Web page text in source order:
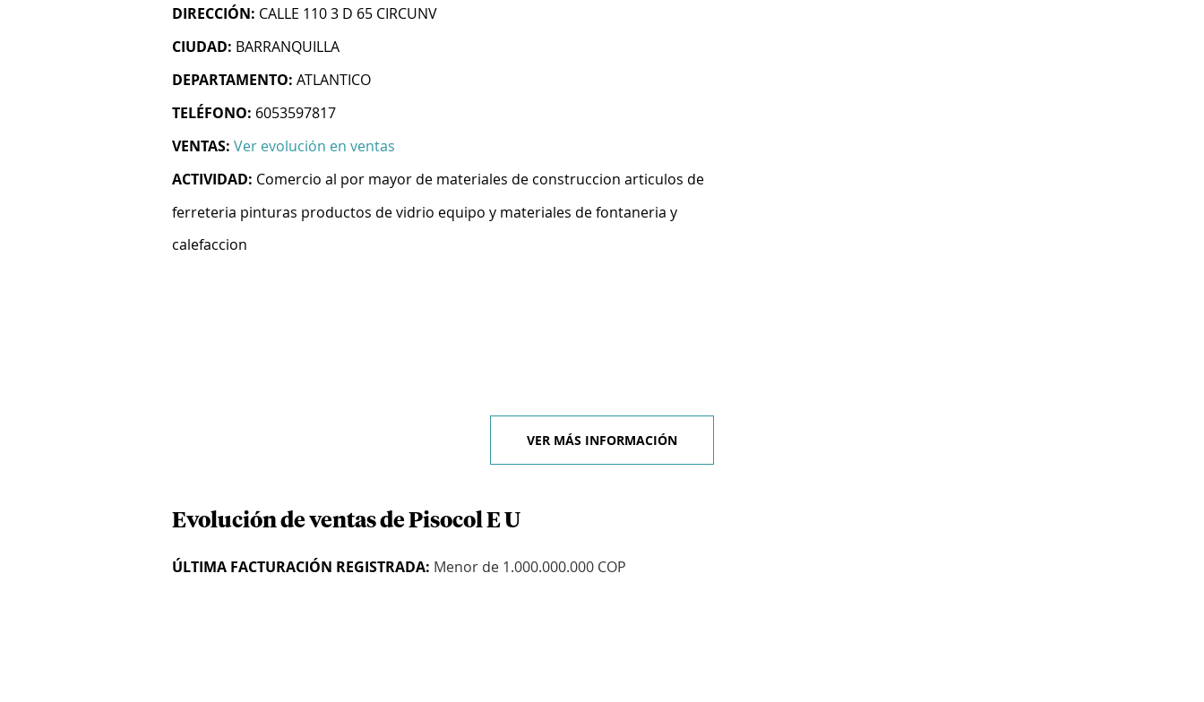
DIRECCIÓN: CALLE 110 3 D 65 CIRCUNV
CIUDAD: BARRANQUILLA
DEPARTAMENTO: ATLANTICO
TELÉFONO: 6053597817
VENTAS: Ver evolución en ventas
ACTIVIDAD: Comercio al por mayor de materiales de construccion articulos de
ferreteria pinturas productos de vidrio equipo y materiales de fontaneria y
calefaccion
VER MÁS INFORMACIÓN
Evolución de ventas de Pisocol E U
ÚLTIMA FACTURACIÓN REGISTRADA: Menor de 1.000.000.000 COP